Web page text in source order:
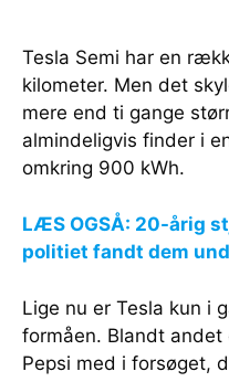
Tesla Semi har en
kilometer. Men det
mere end ti gange
almindeligvis finder i
omkring 900 kWh.
LÆS OGSÅ: 20-årig
politiet fandt dem
Lige nu er Tesla kun i
formåen. Blandt
Pepsi med i forsøget,